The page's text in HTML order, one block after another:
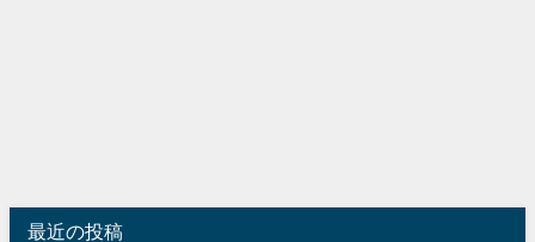
最近の投稿